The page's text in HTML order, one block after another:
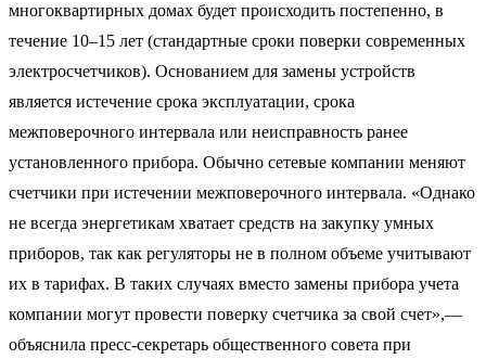
многоквартирных домах будет происходить постепенно, в
течение 10–15 лет (стандартные сроки поверки современных
электросчетчиков). Основанием для замены устройств
является истечение срока эксплуатации, срока
межповерочного интервала или неисправность ранее
установленного прибора. Обычно сетевые компании меняют
счетчики при истечении межповерочного интервала. «Однако
не всегда энергетикам хватает средств на закупку умных
приборов, так как регуляторы не в полном объеме учитывают
их в тарифах. В таких случаях вместо замены прибора учета
компании могут провести поверку счетчика за свой счет»,—
объяснила пресс-секретарь общественного совета при